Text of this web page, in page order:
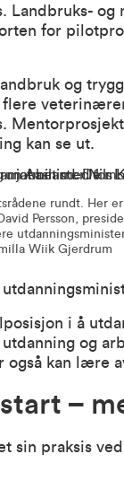
Landbruks-
for
og
kan se ut.
rundt. Her
Persson,
Wiik Gjerdrum
i å
og
også kan lære
–
sin praksis